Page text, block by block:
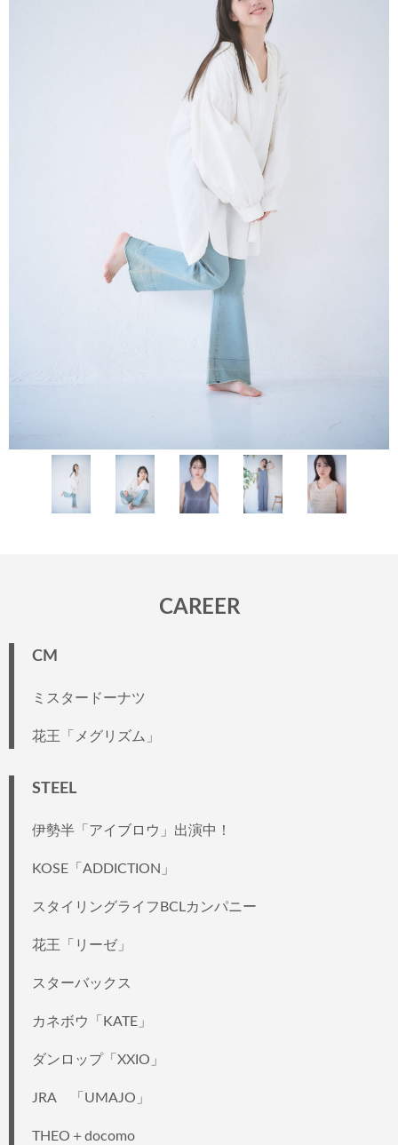
CAREER
CM
ミスタードーナツ
花王「メグリズム」
STEEL
伊勢半「アイブロウ」出演中！
KOSE「ADDICTION」
スタイリングライフBCLカンパニー
花王「リーゼ」
スターバックス
カネボウ「KATE」
ダンロップ「XXIO」
JRA 「UMAJO」
THEO＋docomo